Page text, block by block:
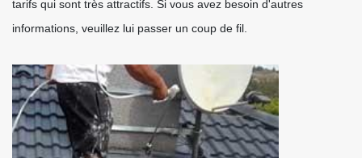
tarifs qui sont très attractifs. Si vous avez besoin d'autres
informations, veuillez lui passer un coup de fil.